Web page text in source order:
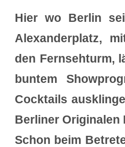
Hier wo Berlin
Alexanderplatz,
den Fernsehturm,
buntem
Cocktails
Berliner Originalen
Schon beim